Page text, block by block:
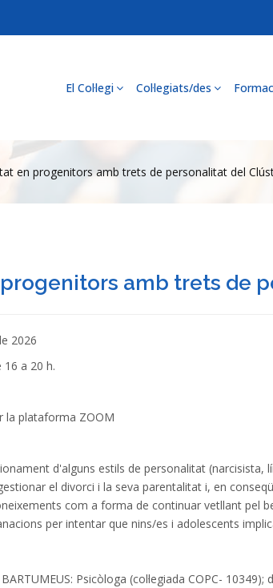
El Col·legi Col·legiats/des
en progenitors amb trets de personalitat del
amb trets de
2026
16 a 20 h.
la plataforma ZOOM
d'alguns estils de personalitat
el divorci i la seva parentalitat i, en
com a forma de continuar vetllant pel
per intentar que nins/es i adolescents
Psicòloga (col·legiada COPC-